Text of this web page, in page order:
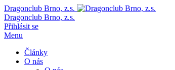
Dragonclub Brno, z.s.
Dragonclub Brno, z.s.
Přihlásit se
Menu
Články
O nás